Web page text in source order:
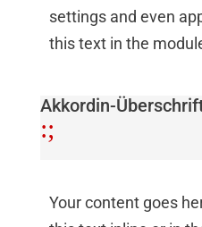
settings and even
this text in the
Akkordin-
:;
Your content goes